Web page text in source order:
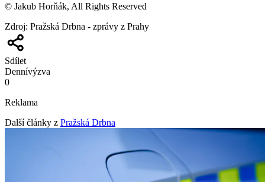
© Jakub Horňák, All Rights Reserved
Zdroj: Pražská Drbna - zprávy z Prahy
Sdílet
Dennívýzva
0
Reklama
Další články z Pražská Drbna